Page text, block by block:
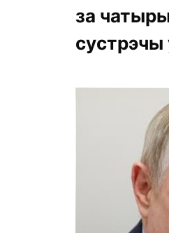
за
сустрэчы